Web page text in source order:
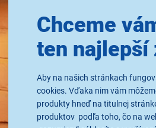
Chceme
ten najlepší
Aby na našich stránkach
cookies. Vďaka nim vám
produkty hneď na titulnej
produktov podľa toho, čo na